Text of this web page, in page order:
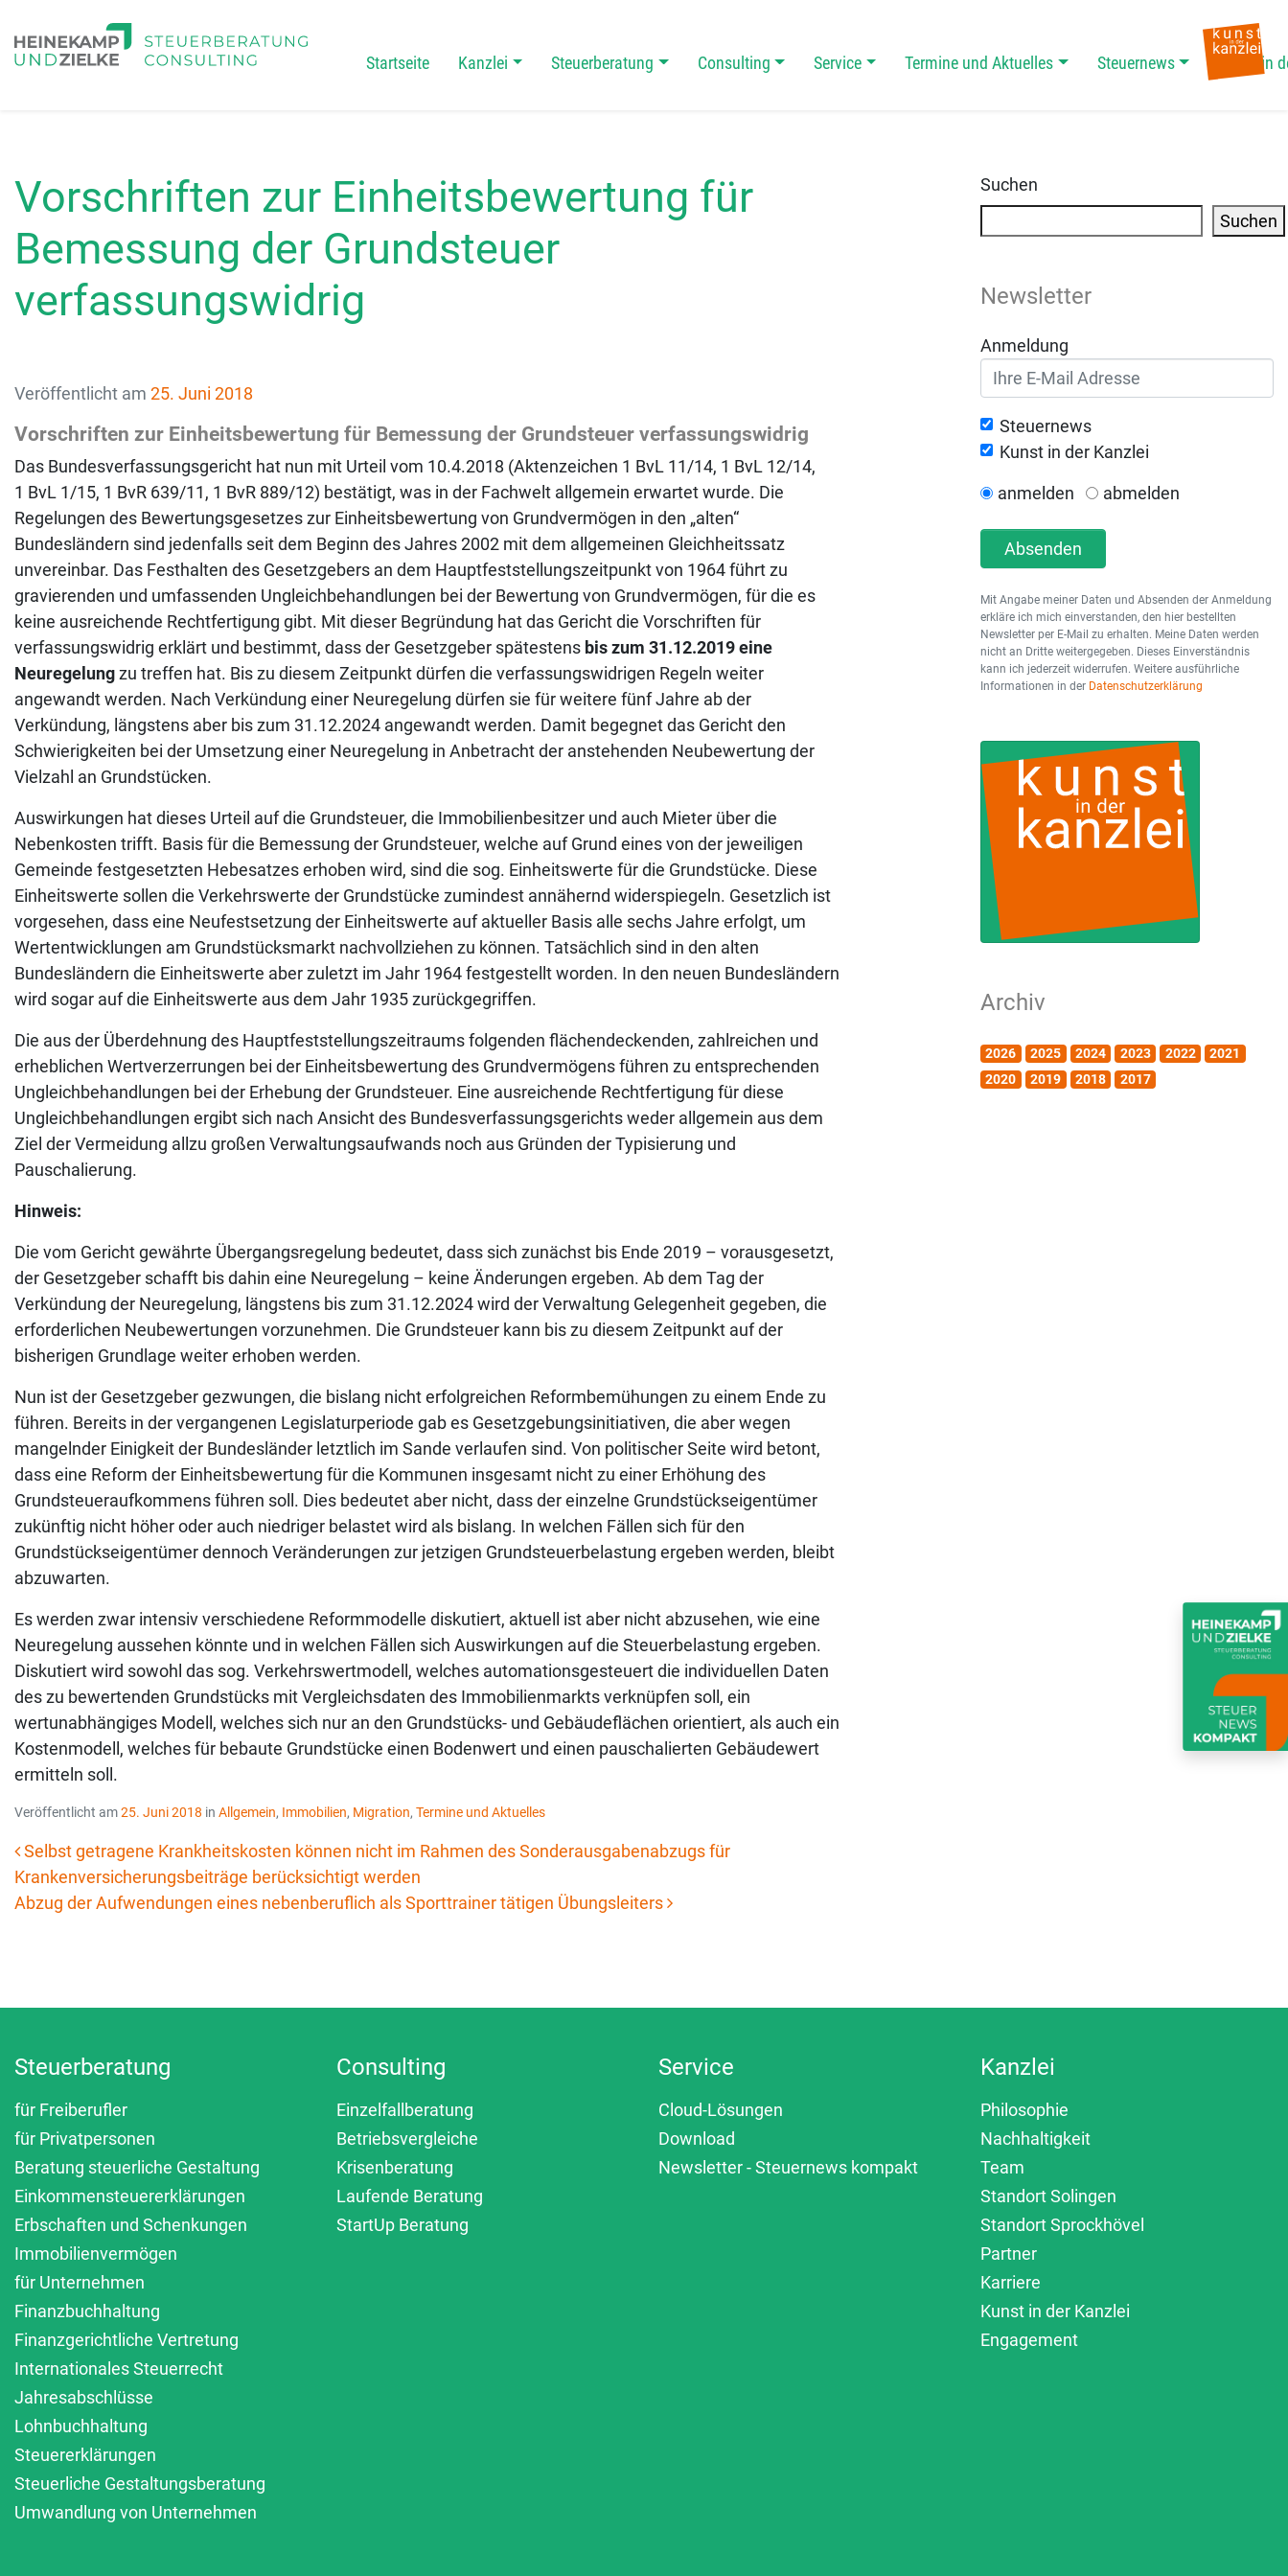
Main Navigation
Startseite Kanzlei Steuerberatung Consulting Service Termine und Aktuelles Steuernews Kunst in
Vorschriften zur Einheitsbewertung für
Bemessung der Grundsteuer
verfassungswidrig
Veröffentlicht am 25. Juni 2018
Vorschriften zur Einheitsbewertung für Bemessung der Grundsteuer verfassungswidrig
Das Bundesverfassungsgericht hat nun mit Urteil vom 10.4.2018 (Aktenzeichen 1 BvL 11/14, 1 BvL 12/14,
1 BvL 1/15, 1 BvR 639/11, 1 BvR 889/12) bestätigt, was in der Fachwelt allgemein erwartet wurde. Die
Regelungen des Bewertungsgesetzes zur Einheitsbewertung von Grundvermögen in den „alten“
Bundesländern sind jedenfalls seit dem Beginn des Jahres 2002 mit dem allgemeinen Gleichheitssatz
unvereinbar. Das Festhalten des Gesetzgebers an dem Hauptfeststellungszeitpunkt von 1964 führt zu
gravierenden und umfassenden Ungleichbehandlungen bei der Bewertung von Grundvermögen, für die es
keine ausreichende Rechtfertigung gibt. Mit dieser Begründung hat das Gericht die Vorschriften für
verfassungswidrig erklärt und bestimmt, dass der Gesetzgeber spätestens bis zum 31.12.2019 eine
Neuregelungzu treffen hat. Bis zu diesem Zeitpunkt dürfen die verfassungswidrigen Regeln weiter
angewandt werden. Nach Verkündung einer Neuregelung dürfen sie für weitere fünf Jahre ab der
Verkündung, längstens aber bis zum 31.12.2024 angewandt werden. Damit begegnet das Gericht den
Schwierigkeiten bei der Umsetzung einer Neuregelung in Anbetracht der anstehenden Neubewertung der
Vielzahl an Grundstücken.
Auswirkungen hat dieses Urteil auf die Grundsteuer, die Immobilienbesitzer und auch Mieter über die
Nebenkosten trifft. Basis für die Bemessung der Grundsteuer, welche auf Grund eines von der jeweiligen
Gemeinde festgesetzten Hebesatzes erhoben wird, sind die sog. Einheitswerte für die Grundstücke. Diese
Einheitswerte sollen die Verkehrswerte der Grundstücke zumindest annähernd widerspiegeln. Gesetzlich ist
vorgesehen, dass eine Neufestsetzung der Einheitswerte auf aktueller Basis alle sechs Jahre erfolgt, um
Wertentwicklungen am Grundstücksmarkt nachvollziehen zu können. Tatsächlich sind in den alten
Bundesländern die Einheitswerte aber zuletzt im Jahr 1964 festgestellt worden. In den neuen Bundesländern
wird sogar auf die Einheitswerte aus dem Jahr 1935 zurückgegriffen.
Die aus der Überdehnung des Hauptfeststellungszeitraums folgenden flächendeckenden, zahlreichen und
erheblichen Wertverzerrungen bei der Einheitsbewertung des Grundvermögens führen zu entsprechenden
Ungleichbehandlungen bei der Erhebung der Grundsteuer. Eine ausreichende Rechtfertigung für diese
Ungleichbehandlungen ergibt sich nach Ansicht des Bundesverfassungsgerichts weder allgemein aus dem
Ziel der Vermeidung allzu großen Verwaltungsaufwands noch aus Gründen der Typisierung und
Pauschalierung.
Hinweis:
Die vom Gericht gewährte Übergangsregelung bedeutet, dass sich zunächst bis Ende 2019 – vorausgesetzt,
der Gesetzgeber schafft bis dahin eine Neuregelung – keine Änderungen ergeben. Ab dem Tag der
Verkündung der Neuregelung, längstens bis zum 31.12.2024 wird der Verwaltung Gelegenheit gegeben, die
erforderlichen Neubewertungen vorzunehmen. Die Grundsteuer kann bis zu diesem Zeitpunkt auf der
bisherigen Grundlage weiter erhoben werden.
Nun ist der Gesetzgeber gezwungen, die bislang nicht erfolgreichen Reformbemühungen zu einem Ende zu
führen. Bereits in der vergangenen Legislaturperiode gab es Gesetzgebungsinitiativen, die aber wegen
mangelnder Einigkeit der Bundesländer letztlich im Sande verlaufen sind. Von politischer Seite wird betont,
dass eine Reform der Einheitsbewertung für die Kommunen insgesamt nicht zu einer Erhöhung des
Grundsteueraufkommens führen soll. Dies bedeutet aber nicht, dass der einzelne Grundstückseigentümer
zukünftig nicht höher oder auch niedriger belastet wird als bislang. In welchen Fällen sich für den
Grundstückseigentümer dennoch Veränderungen zur jetzigen Grundsteuerbelastung ergeben werden, bleibt
abzuwarten.
Es werden zwar intensiv verschiedene Reformmodelle diskutiert, aktuell ist aber nicht abzusehen, wie eine
Neuregelung aussehen könnte und in welchen Fällen sich Auswirkungen auf die Steuerbelastung ergeben.
Diskutiert wird sowohl das sog. Verkehrswertmodell, welches automationsgesteuert die individuellen Daten
des zu bewertenden Grundstücks mit Vergleichsdaten des Immobilienmarkts verknüpfen soll, ein
wertunabhängiges Modell, welches sich nur an den Grundstücks- und Gebäudeflächen orientiert, als auch ein
Kostenmodell, welches für bebaute Grundstücke einen Bodenwert und einen pauschalierten Gebäudewert
ermitteln soll.
Veröffentlicht am25. Juni 2018 in Allgemein, Immobilien, Migration, Termine und Aktuelles
Beitrags-Navigation
Selbst getragene Krankheitskosten können nicht im Rahmen des Sonderausgabenabzugs für
Krankenversicherungsbeiträge berücksichtigt werden
Abzug der Aufwendungen eines neben­beruflich als Sporttrainer tätigen Übungsleiters
Suchen
Suchen
Newsletter
Anmeldung
Steuernews
Kunst in der Kanzlei
anmelden abmelden
Absenden
Mit Angabe meiner Daten und Absenden der Anmeldung
erkläre ich mich einverstanden, den hier bestellten
Newsletter per E-Mail zu erhalten. Meine Daten werden
nicht an Dritte weitergegeben. Dieses Einverständnis
kann ich jederzeit widerrufen. Weitere ausführliche
Informationen in der Datenschutzerklärung
Archiv
2026 2025 2024 2023 2022
2021
2020
2019 2018 2017
Steuerberatung
für Freiberufler
für Privatpersonen
Beratung steuerliche Gestaltung
Einkommensteuererklärungen
Erbschaften und Schenkungen
Immobilienvermögen
für Unternehmen
Finanzbuchhaltung
Finanzgerichtliche Vertretung
Internationales Steuerrecht
Jahresabschlüsse
Lohnbuchhaltung
Steuererklärungen
Steuerliche Gestaltungsberatung
Umwandlung von Unternehmen
Consulting
Einzelfallberatung
Betriebsvergleiche
Krisenberatung
Laufende Beratung
StartUp Beratung
Service
Cloud-Lösungen
Download
Newsletter - Steuernews kompakt
Kanzlei
Philosophie
Nachhaltigkeit
Team
Standort Solingen
Standort Sprockhövel
Partner
Karriere
Kunst in der Kanzlei
Engagement